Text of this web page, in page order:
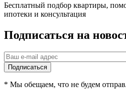
Бесплатный подбор квартиры,
ипотеки и консультация
Подписаться на
* Мы обещаем, что не будем